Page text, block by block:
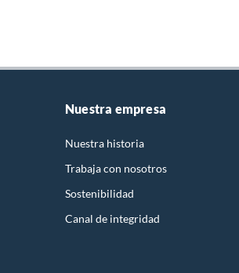
Nuestra empresa
Nuestra historia
Trabaja con nosotros
Sostenibilidad
Canal de integridad